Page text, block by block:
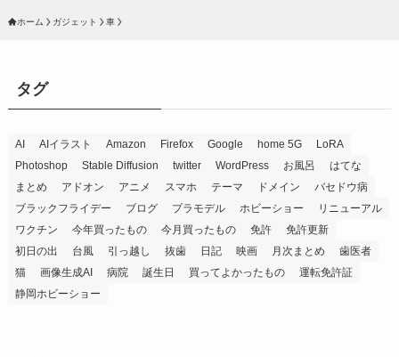
ホーム ガジェット 車
タグ
AI AIイラスト Amazon Firefox Google home 5G
LoRA
Photoshop
Stable Diffusion twitter WordPress お風呂
はてな
まとめ
アドオン アニメ スマホ テーマ ドメイン
バセドウ病
ブラックフライデー
ブログ プラモデル ホビーショー
リニューアル
ワクチン
今年買ったもの 今月買ったもの 免許
免許更新
初日の出
台風 引っ越し 抜歯 日記 映画 月次まとめ
歯医者
猫
画像生成AI 病院 誕生日 買ってよかったもの
運転免許証
静岡ホビーショー